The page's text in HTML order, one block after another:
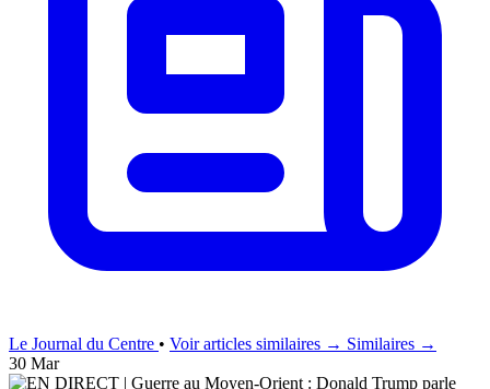
Le Journal du Centre • Voir articles similaires → Similaires →
30 Mar